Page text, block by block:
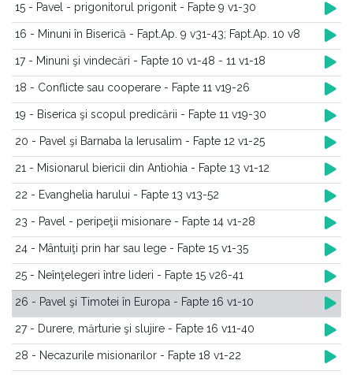
15 - Pavel - prigonitorul prigonit - Fapte 9 v1-30
16 - Minuni în Biserică - Fapt.Ap. 9 v31-43; Fapt.Ap. 10 v8
17 - Minuni şi vindecări - Fapte 10 v1-48 - 11 v1-18
18 - Conflicte sau cooperare - Fapte 11 v19-26
19 - Biserica şi scopul predicării - Fapte 11 v19-30
20 - Pavel şi Barnaba la Ierusalim - Fapte 12 v1-25
21 - Misionarul biericii din Antiohia - Fapte 13 v1-12
22 - Evanghelia harului - Fapte 13 v13-52
23 - Pavel - peripeţii misionare - Fapte 14 v1-28
24 - Mântuiţi prin har sau lege - Fapte 15 v1-35
25 - Neînţelegeri între lideri - Fapte 15 v26-41
26 - Pavel şi Timotei în Europa - Fapte 16 v1-10
27 - Durere, mărturie şi slujire - Fapte 16 v11-40
28 - Necazurile misionarilor - Fapte 18 v1-22